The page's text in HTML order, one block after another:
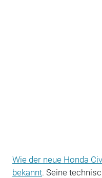
Wie der neue Honda
bekannt. Seine